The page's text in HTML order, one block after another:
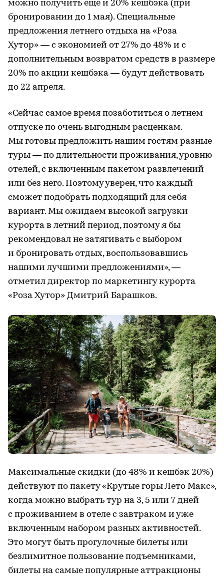
можно получить еще и 20% кешбэка (при
бронировании до 1 мая). Специальные
предложения летнего отдыха на «Роза
Хутор» — с экономией от 27% до 48% и с
дополнительным возвратом средств в размере
20% по акции кешбэка — будут действовать
до 22 апреля.
«Сейчас самое время позаботиться о летнем
отпуске по очень выгодным расценкам.
Мы готовы предложить нашим гостям разные
туры — по длительности проживания, уровню
отелей, с включенным пакетом развлечений
или без него. Поэтому уверен, что каждый
сможет подобрать подходящий для себя
вариант. Мы ожидаем высокой загрузки
курорта в летний период, поэтому я бы
рекомендовал не затягивать с выбором
и бронировать отдых, воспользовавшись
нашими лучшими предложениями», —
отметил директор по маркетингу курорта
«Роза Хутор» Дмитрий Барашков.
Максимальные скидки (до 48% и кешбэк 20%)
действуют по пакету «Крутые горы Лето Макс»,
когда можно выбрать тур на 3, 5 или 7 дней
с проживанием в отеле с завтраком и уже
включенным набором разных активностей.
Это могут быть прогулочные билеты или
безлимитное пользование подъемниками,
билеты на самые популярные аттракционы